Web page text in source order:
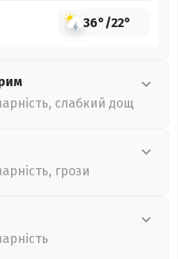
36°/22°
слабкий дощ
грози